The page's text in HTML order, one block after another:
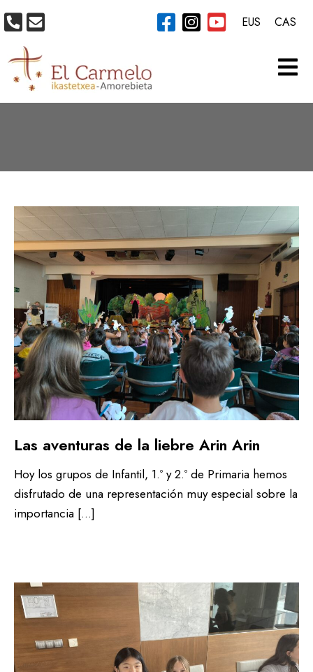
CATEGORÍA:
Las aventuras de la liebre Arin Arin
Hoy los grupos de Infantil, 1.º y 2.º de Primaria hemos
disfrutado de una representación muy especial sobre la
importancia […]
EUS CAS